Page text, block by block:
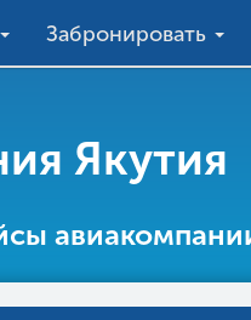
Забронировать
Якутия